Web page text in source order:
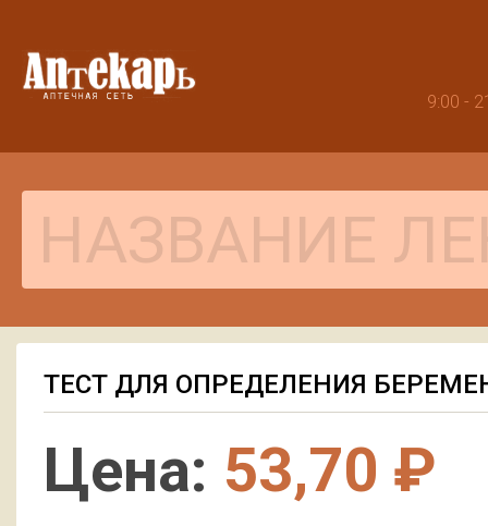
9:00 -
ТЕСТ ДЛЯ ОПРЕДЕЛЕНИЯ
Цена: 53,70 ₽